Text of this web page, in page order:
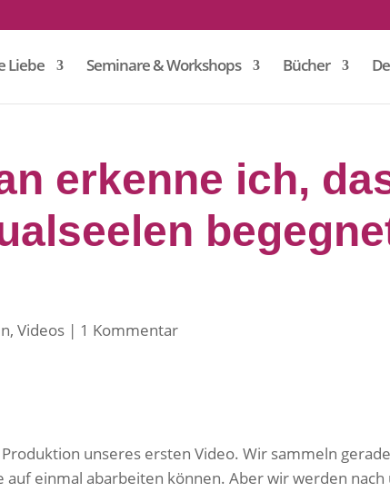
Liebe Seminare & Workshops Bücher
erkenne ich,
,Videos 1 Kommentar
unseres ersten Video. Wir sammeln
auf einmal abarbeiten können. Aber wir werden nach